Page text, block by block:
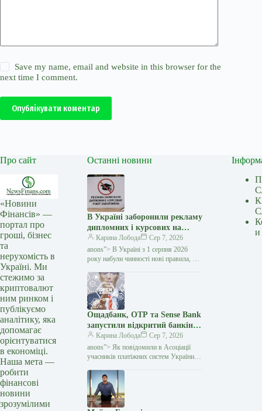
Save my name, email and website in this browser for the
next time I comment.
Опублікувати коментар
Про сайт
«Новини
Фінансів» —
портал про
гроші, бізнес
та
нерухомість в
Україні. Ми
стежимо за
криптовалют
ним ринком і
публікуємо
аналітику, яка
допомагає
орієнтуватися
в економіці.
Наша мета —
робити
фінансові
новини
зрозумілими
Останні новини
В Україні заборонили рекламу
дипломних і курсових на
замовлення: кого стосуються
нові правила — Мінфін
Карина Лобода
Сер 7, 2026
anons”> В Україні з 1 серпня 2026
року набули чинності нові правила, які
з написання академічних робіт замість
студентів і…
Ощадбанк, OTP та Sense Bank
запустили відкритий банкінг:
що змінилося для клієнтів —
Мінфін
Карина Лобода
Сер 7, 2026
anons”> Як повідомили в Асоціації
учасників платіжних систем України
Ощадбанк офіційно приєдналися
до екосистеми відкритого банкінгу
и